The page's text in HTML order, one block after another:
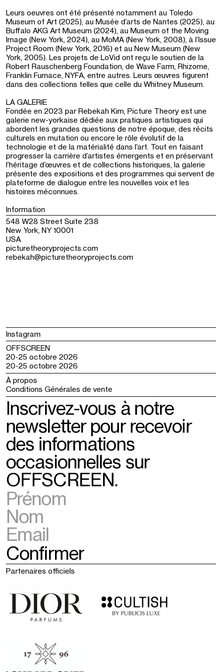
Leurs oeuvres ont été présenté notamment au Toledo
Museum of Art (2025), au Musée d’arts de Nantes (2025), au
Buffalo AKG Art Museum (2024), au Museum of the Moving
Image (New York, 2024), au MoMA (New York, 2008), à l’Issue
Project Room (New York, 2016) et au New Museum (New
York, 2005). Les projets de LoVid ont reçu le soutien de la
Robert Rauschenberg Foundation, de Wave Farm, Rhizome,
Franklin Furnace, NYFA, entre autres. Leurs œuvres figurent
dans des collections telles que celle du Whitney Museum.
LA GALERIE
Fondée en 2023 par Rebekah Kim, Picture Theory est une
galerie new-yorkaise dédiée aux pratiques artistiques qui
abordent les grandes questions de notre époque, des récits
culturels en mutation ou encore le rôle évolutif de la
technologie et de la matérialité dans l’art. Tout en faisant
progresser la carrière d’artistes émergents et en préservant
l’héritage d’œuvres et de collections historiques, la galerie
présente des expositions et des programmes qui servent de
plateforme de dialogue entre les nouvelles voix et les
histoires méconnues.
Information
548 W28 Street Suite 238
New York, NY 10001
USA
picturetheoryprojects.com
rebekah@picturetheoryprojects.com
Instagram
OFFSCREEN
20-25 octobre 2026
20-25 octobre 2026
À propos
Conditions Générales de vente
Inscrivez-vous à notre
newsletter pour recevoir
des informations
occasionnelles sur
OFFSCREEN.
Partenaires officiels